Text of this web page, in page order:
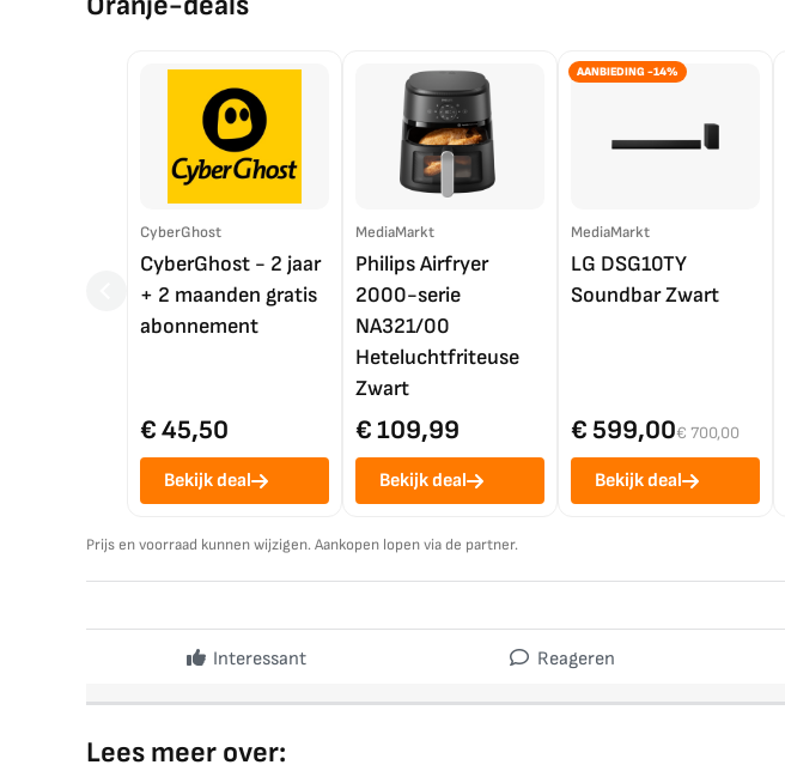
CyberGhost
CyberGhost - 2 jaar
+ 2 maanden gratis
abonnement
€ 45,50
Bekijk deal
MediaMarkt
Philips Airfryer
2000-serie
NA321/00
Heteluchtfriteuse
Zwart
€ 109,99
Bekijk deal
AANBIEDING -14%
MediaMarkt
LG DSG10TY
Soundbar Zwart
€ 599,00€ 700,00
Bekijk deal
Prijs en voorraad kunnen wijzigen. Aankopen lopen via de partner.
Interessant Reageren
Lees meer over: